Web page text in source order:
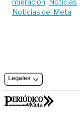
migración Noticias
Noticias del Meta
Legales